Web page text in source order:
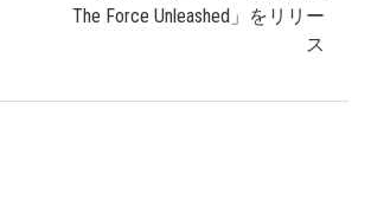
The Force Unleashed」をリリー
ス